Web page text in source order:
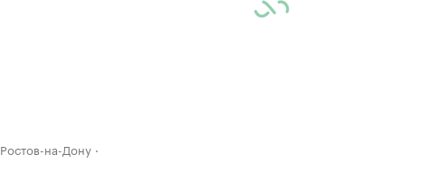
Ростов-на-Дону